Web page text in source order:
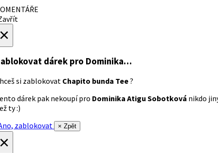
dárek pro Dominika…
si zablokovat Chapito bunda Tee?
dárek pak nekoupí pro Dominika Atigu Sobotková nikdo
ty :)
zablokovat
× Zpět